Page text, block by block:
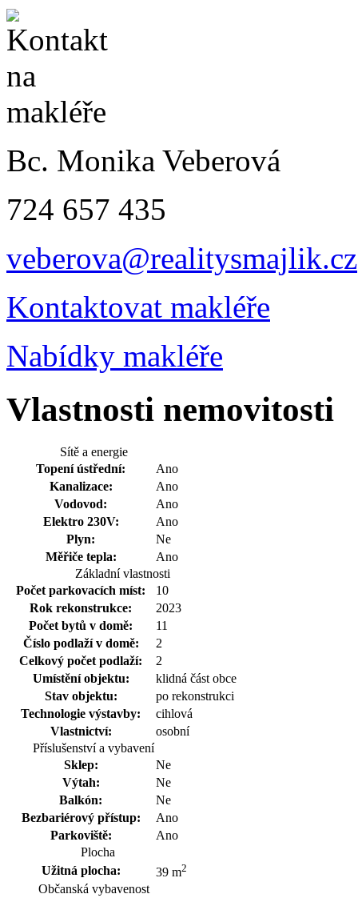
Bc. Monika Veberová
724 657 435
veberova@realitysmajlik.cz
Kontaktovat makléře
Nabídky makléře
Vlastnosti nemovitosti
Sítě a energie
Topení ústřední:
Ano
Kanalizace:
Ano
Vodovod:
Ano
Elektro 230V:
Ano
Plyn:
Ne
Měřiče tepla:
Ano
Základní vlastnosti
Počet parkovacích míst:
10
Rok rekonstrukce:
2023
Počet bytů v domě:
11
Číslo podlaží v domě:
2
Celkový počet podlaží:
2
Umístění objektu:
klidná část obce
Stav objektu:
po rekonstrukci
Technologie výstavby:
cihlová
Vlastnictví:
osobní
Příslušenství a vybavení
Sklep:
Ne
Výtah:
Ne
Balkón:
Ne
Bezbariérový přístup:
Ano
Parkoviště:
Ano
Plocha
Užitná plocha:
39 m2
Občanská vybavenost